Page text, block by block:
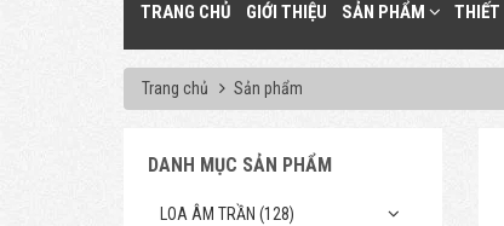
TRANG CHỦ GIỚI THIỆU SẢN PHẨM
Trang chủ Sản phẩm
DANH MỤC SẢN PHẨM
LOA ÂM TRẦN (128)